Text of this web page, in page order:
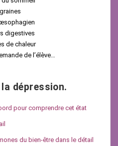
digestives
de chaleur
de l’élève…
dépression.
pour comprendre cet état
du bien-être dans le détail